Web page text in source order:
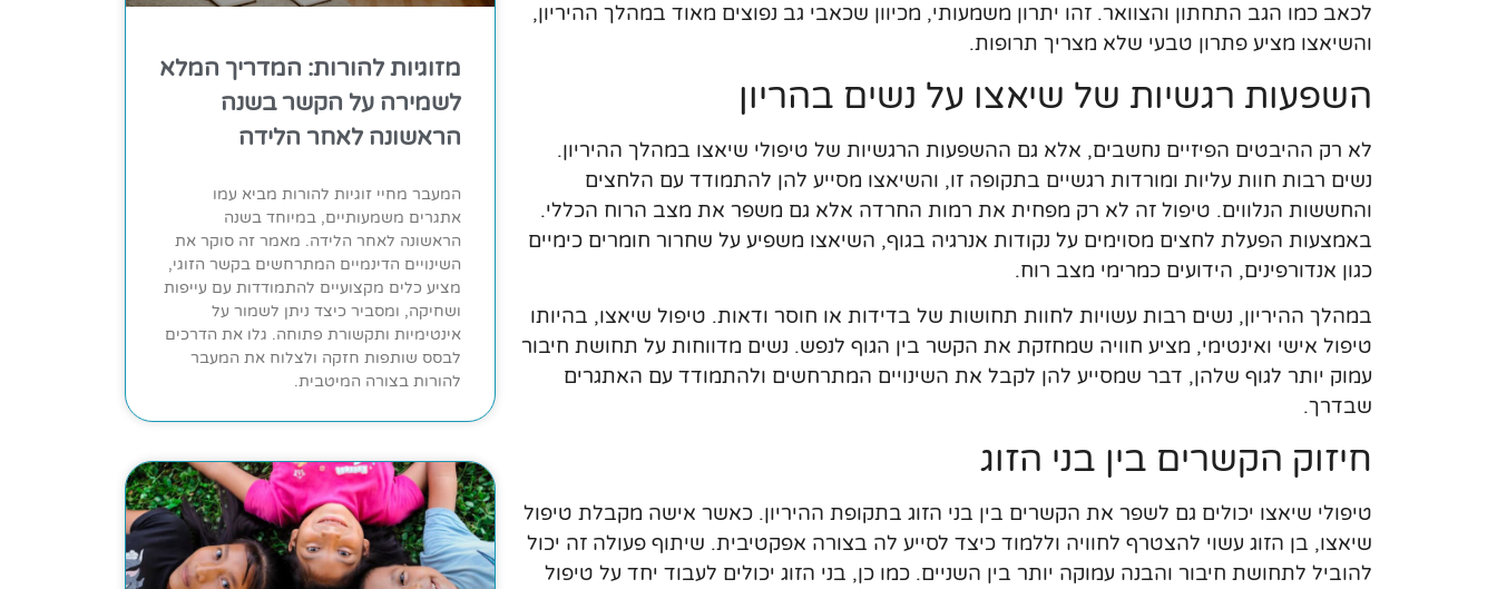
לכאב כמו הגב התחתון והצוואר. זהו יתרון משמעותי, מכיוון שכאבי גב נפוצים מאוד במהלך ההיריון,
והשיאצו מציע פתרון טבעי שלא מצריך תרופות.
השפעות רגשיות של שיאצו על נשים בהריון
לא רק ההיבטים הפיזיים נחשבים, אלא גם ההשפעות הרגשיות של טיפולי שיאצו במהלך ההיריון.
נשים רבות חוות עליות ומורדות רגשיים בתקופה זו, והשיאצו מסייע להן להתמודד עם הלחצים
והחששות הנלווים. טיפול זה לא רק מפחית את רמות החרדה אלא גם משפר את מצב הרוח הכללי.
באמצעות הפעלת לחצים מסוימים על נקודות אנרגיה בגוף, השיאצו משפיע על שחרור חומרים כימיים
כגון אנדורפינים, הידועים כמרימי מצב רוח.
במהלך ההיריון, נשים רבות עשויות לחוות תחושות של בדידות או חוסר ודאות. טיפול שיאצו, בהיותו
טיפול אישי ואינטימי, מציע חוויה שמחזקת את הקשר בין הגוף לנפש. נשים מדווחות על תחושת חיבור
עמוק יותר לגוף שלהן, דבר שמסייע להן לקבל את השינויים המתרחשים ולהתמודד עם האתגרים
שבדרך.
חיזוק הקשרים בין בני הזוג
טיפולי שיאצו יכולים גם לשפר את הקשרים בין בני הזוג בתקופת ההיריון. כאשר אישה מקבלת טיפול
שיאצו, בן הזוג עשוי להצטרף לחוויה וללמוד כיצד לסייע לה בצורה אפקטיבית. שיתוף פעולה זה יכול
להוביל לתחושת חיבור והבנה עמוקה יותר בין השניים. כמו כן, בני הזוג יכולים לעבוד יחד על טיפול
מזוגיות להורות: המדריך המלא
לשמירה על הקשר בשנה
הראשונה לאחר הלידה
המעבר מחיי זוגיות להורות מביא עמו
אתגרים משמעותיים, במיוחד בשנה
הראשונה לאחר הלידה. מאמר זה סוקר את
השינויים הדינמיים המתרחשים בקשר הזוגי,
מציע כלים מקצועיים להתמודדות עם עייפות
ושחיקה, ומסביר כיצד ניתן לשמור על
אינטימיות ותקשורת פתוחה. גלו את הדרכים
לבסס שותפות חזקה ולצלוח את המעבר
להורות בצורה המיטבית.